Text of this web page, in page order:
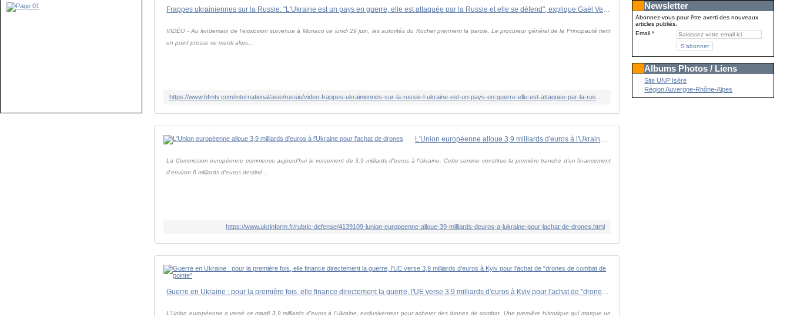
Frappes ukrainiennes sur la Russie: "L'Ukraine est un pays en guerre, elle est attaquée par la Russie et elle se défend", explique Gaël Veyssière, ambassadeur de France en Ukraine
VIDÉO - Au lendemain de l'explosion survenue à Monaco ce lundi 29 juin, les autorités du Rocher prennent la parole. Le procureur général de la Principauté tient
un point presse ce mardi alors...
L'Union européenne alloue 3,9 milliards d'euros à l'Ukraine pour l'achat de drones
La Commission européenne commence aujourd'hui le versement de 3,9 milliards d'euros à l'Ukraine. Cette somme constitue la première tranche d'un financement
d'environ 6 milliards d'euros destiné...
https://www.ukrinform.fr/rubric-defense/4139109-lunion-europeenne-alloue-39-milliards-deuros-a-lukraine-pour-lachat-de-drones.html
Guerre en Ukraine : pour la première fois, elle finance directement la guerre, l'UE verse 3,9 milliards d'euros à Kyiv pour l'achat de "drones de combat de pointe"
L'Union européenne a versé ce mardi 3,9 milliards d'euros à l'Ukraine, exclusivement pour acheter des drones de combat. Une première historique qui marque un
Newsletter
Abonnez-vous pour être averti des nouveaux
articles publiés.
Email
Albums Photos / Liens
Site UNP Isère
Région Auvergne-Rhône-Alpes